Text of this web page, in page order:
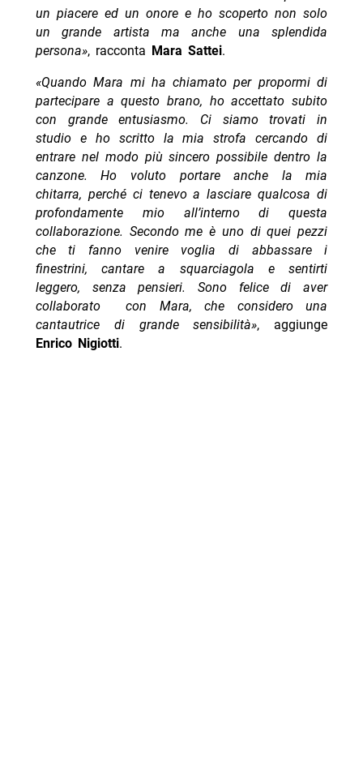
un piacere ed un onore e ho scoperto non solo
un grande artista ma anche una splendida
persona», racconta Mara Sattei.
«Quando Mara mi ha chiamato per propormi di
partecipare a questo brano, ho accettato subito
con grande entusiasmo. Ci siamo trovati in
studio e ho scritto la mia strofa cercando di
entrare nel modo più sincero possibile dentro la
canzone. Ho voluto portare anche la mia
chitarra, perché ci tenevo a lasciare qualcosa di
profondamente mio all’interno di questa
collaborazione. Secondo me è uno di quei pezzi
che ti fanno venire voglia di abbassare i
finestrini, cantare a squarciagola e sentirti
leggero, senza pensieri. Sono felice di aver
collaborato con Mara, che considero una
cantautrice di grande sensibilità», aggiunge
Enrico Nigiotti.